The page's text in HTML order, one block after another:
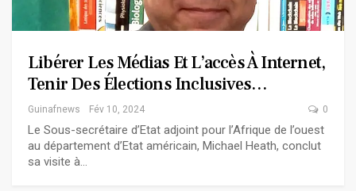
Libérer Les Médias Et L’accès À Internet,
Tenir Des Élections Inclusives…
Guinafnews Fév 10, 2024 0
Le Sous-secrétaire d’Etat adjoint pour l’Afrique de l’ouest
au département d’Etat américain, Michael Heath, conclut
sa visite à…